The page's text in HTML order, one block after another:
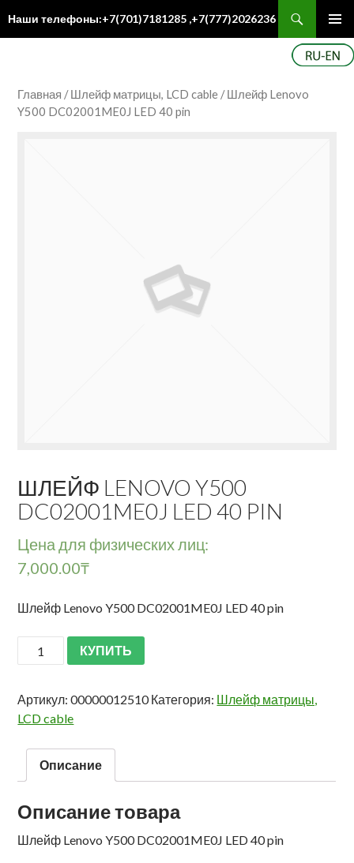
Наши телефоны:+7(701)7181285 ,+7(777)2026236
Главная /Шлейф матрицы, LCD cable / Шлейф Lenovo
Y500 DC02001ME0J LED 40 pin
ШЛЕЙФ LENOVO Y500
DC02001ME0J LED 40 PIN
Цена для физических лиц:
7,000.00₸
Шлейф Lenovo Y500 DC02001ME0J LED 40 pin
КУПИТЬ
Артикул:00000012510Категория: Шлейф матрицы,
LCD cable
Описание
Описание товара
Шлейф Lenovo Y500 DC02001ME0J LED 40 pin